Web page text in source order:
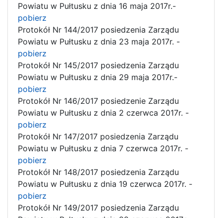
Powiatu w Pułtusku z dnia 16 maja 2017r.-
pobierz
Protokół Nr 144/2017 posiedzenia Zarządu
Powiatu w Pułtusku z dnia 23 maja 2017r. -
pobierz
Protokół Nr 145/2017 posiedzenia Zarządu
Powiatu w Pułtusku z dnia 29 maja 2017r.-
pobierz
Protokół Nr 146/2017 posiedzenie Zarządu
Powiatu w Pułtusku z dnia 2 czerwca 2017r. -
pobierz
Protokół Nr 147/2017 posiedzenia Zarządu
Powiatu w Pułtusku z dnia 7 czerwca 2017r. -
pobierz
Protokół Nr 148/2017 posiedzenia Zarządu
Powiatu w Pułtusku z dnia 19 czerwca 2017r. -
pobierz
Protokół Nr 149/2017 posiedzenia Zarządu